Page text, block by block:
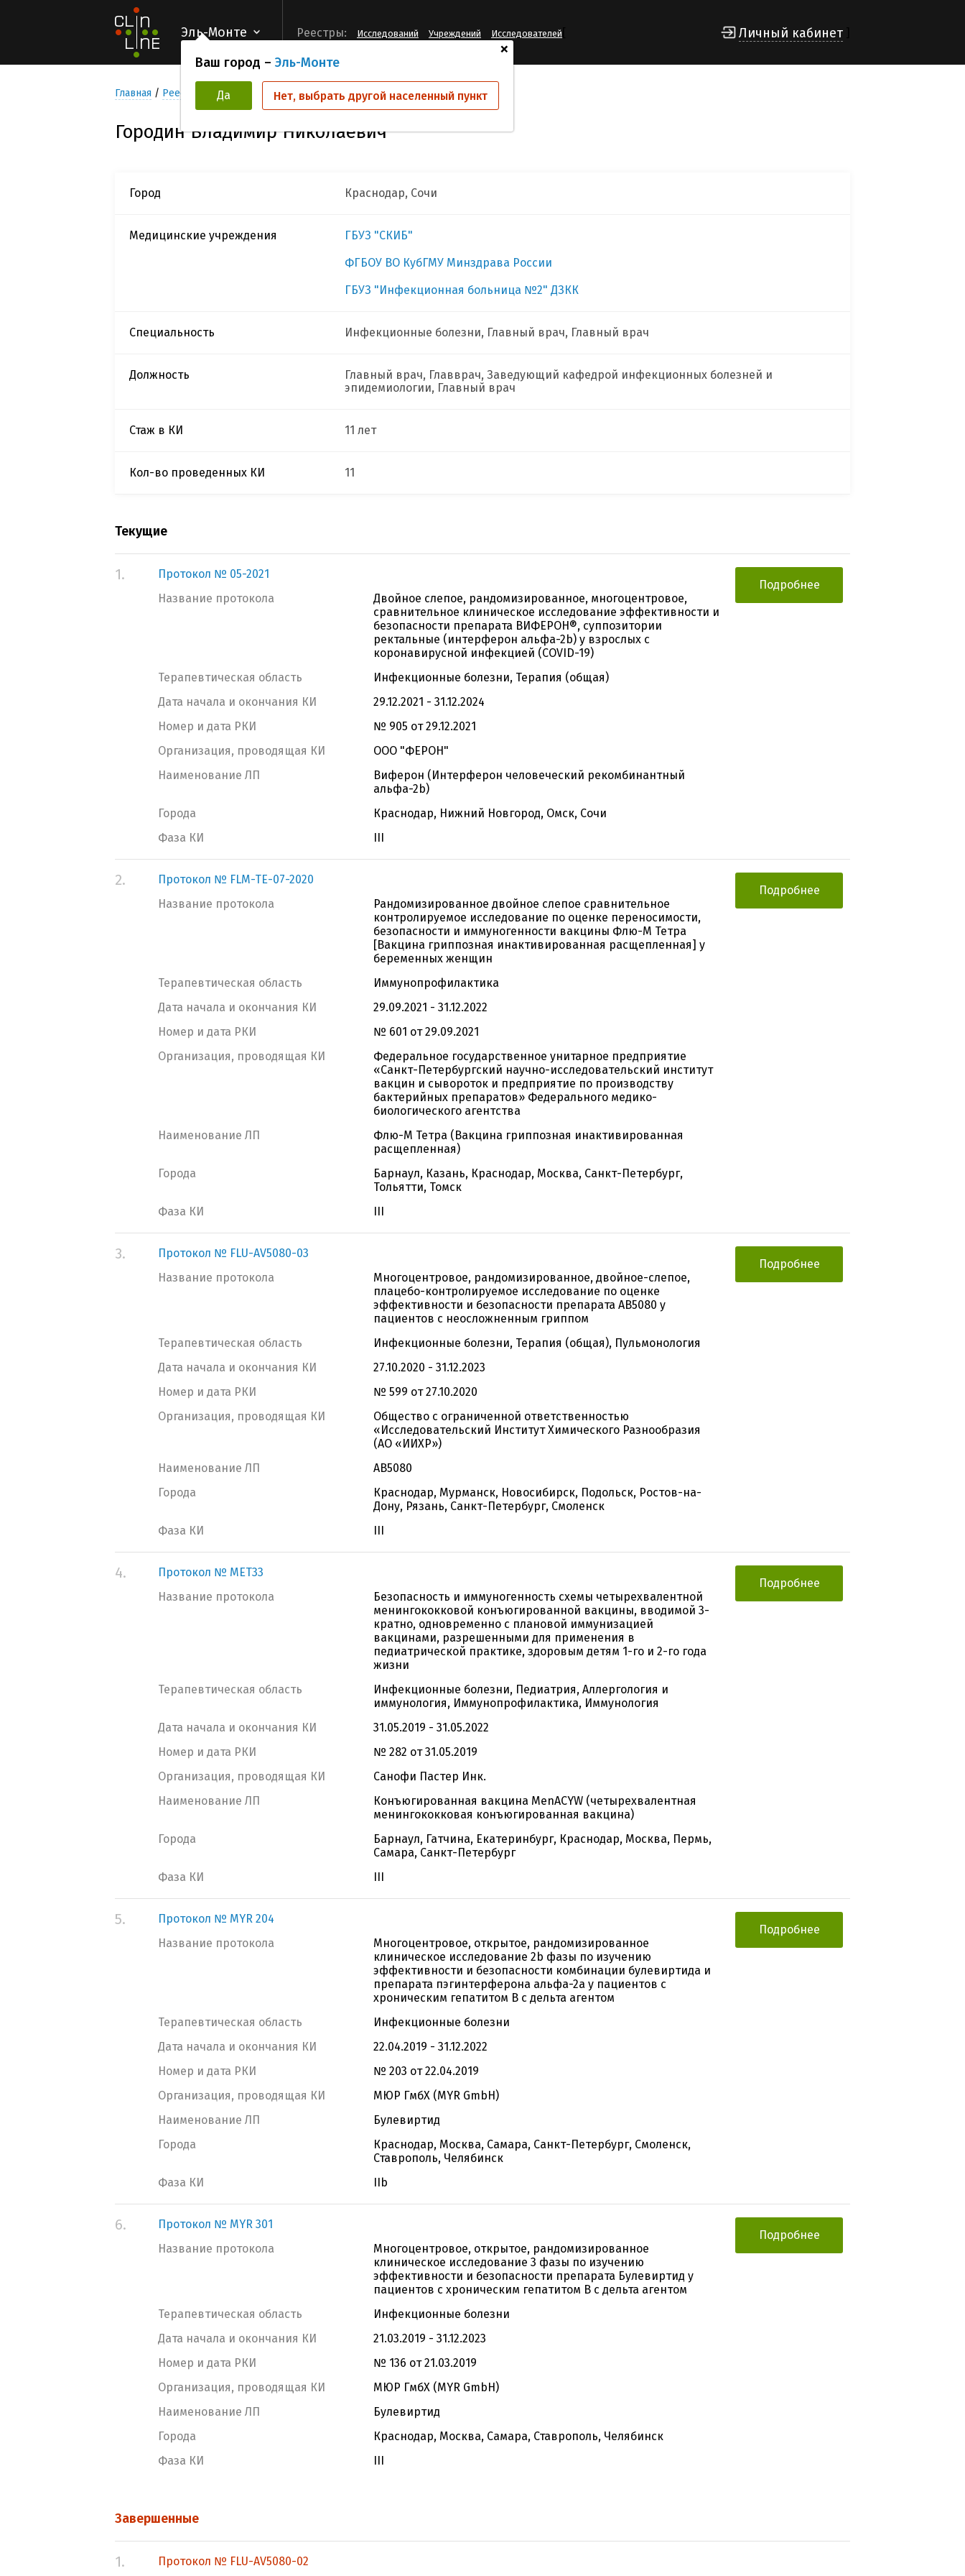
Эль-Монте
+
Ваш город – Эль-Монте
Да Нет, выбрать другой населенный пункт
Реестры: Исследований Учреждений Исследователей Личный кабинет
Главная Реестр Исследователей Городин Владимир Николаевич
Городин Владимир Николаевич
Город Краснодар, Сочи
Медицинские учреждения
ГБУЗ "СКИБ"
ФГБОУ ВО КубГМУ Минздрава России
ГБУЗ "Инфекционная больница №2" ДЗКК
Специальность Инфекционные болезни, Главный врач, Главный врач
Должность
Главный врач, Главврач, Заведующий кафедрой инфекционных болезней и
эпидемиологии, Главный врач
Стаж в КИ 11 лет
Кол-во проведенных КИ 11
Текущие
1.
Протокол № 05-2021
Название протокола
Двойное слепое, рандомизированное, многоцентровое,
сравнительное клиническое исследование эффективности и
безопасности препарата ВИФЕРОН®, суппозитории
ректальные (интерферон альфа-2b) у взрослых с
коронавирусной инфекцией (COVID-19)
Терапевтическая область
Инфекционные болезни, Терапия (общая)
Дата начала и окончания КИ
29.12.2021 - 31.12.2024
Номер и дата РКИ
№ 905 от 29.12.2021
Организация, проводящая КИ
ООО "ФЕРОН"
Наименование ЛП
Виферон (Интерферон человеческий рекомбинантный
альфа-2b)
Города
Краснодар, Нижний Новгород, Омск, Сочи
Фаза КИ
III
Подробнее
2.
Протокол № FLM-TE-07-2020
Название протокола
Рандомизированное двойное слепое сравнительное
контролируемое исследование по оценке переносимости,
безопасности и иммуногенности вакцины Флю-М Тетра
[Вакцина гриппозная инактивированная расщепленная] у
беременных женщин
Терапевтическая область
Иммунопрофилактика
Дата начала и окончания КИ
29.09.2021 - 31.12.2022
Номер и дата РКИ
№ 601 от 29.09.2021
Организация, проводящая КИ
Федеральное государственное унитарное предприятие
«Санкт-Петербургский научно-исследовательский институт
вакцин и сывороток и предприятие по производству
бактерийных препаратов» Федерального медико-
биологического агентства
Наименование ЛП
Флю-М Тетра (Вакцина гриппозная инактивированная
расщепленная)
Города
Барнаул, Казань, Краснодар, Москва, Санкт-Петербург,
Тольятти, Томск
Фаза КИ
III
Подробнее
3.
Протокол № FLU-AV5080-03
Название протокола
Многоцентровое, рандомизированное, двойное-слепое,
плацебо-контролируемое исследование по оценке
эффективности и безопасности препарата АВ5080 у
пациентов с неосложненным гриппом
Терапевтическая область
Инфекционные болезни, Терапия (общая), Пульмонология
Дата начала и окончания КИ
27.10.2020 - 31.12.2023
Номер и дата РКИ
№ 599 от 27.10.2020
Организация, проводящая КИ
Общество с ограниченной ответственностью
«Исследовательский Институт Химического Разнообразия
(АО «ИИХР»)
Наименование ЛП
АВ5080
Города
Краснодар, Мурманск, Новосибирск, Подольск, Ростов-на-
Дону, Рязань, Санкт-Петербург, Смоленск
Фаза КИ
III
Подробнее
4.
Протокол № MET33
Название протокола
Безопасность и иммуногенность схемы четырехвалентной
менингококковой конъюгированной вакцины, вводимой 3-
кратно, одновременно с плановой иммунизацией
вакцинами, разрешенными для применения в
педиатрической практике, здоровым детям 1-го и 2-го года
жизни
Терапевтическая область
Инфекционные болезни, Педиатрия, Аллергология и
иммунология, Иммунопрофилактика, Иммунология
Дата начала и окончания КИ
31.05.2019 - 31.05.2022
Номер и дата РКИ
№ 282 от 31.05.2019
Организация, проводящая КИ
Санофи Пастер Инк.
Наименование ЛП
Конъюгированная вакцина MenACYW (четырехвалентная
менингококковая конъюгированная вакцина)
Города
Барнаул, Гатчина, Екатеринбург, Краснодар, Москва, Пермь,
Самара, Санкт-Петербург
Фаза КИ
III
Подробнее
5.
Протокол № MYR 204
Название протокола
Многоцентровое, открытое, рандомизированное
клиническое исследование 2b фазы по изучению
эффективности и безопасности комбинации булевиртида и
препарата пэгинтерферона альфа-2а у пациентов с
хроническим гепатитом В с дельта агентом
Терапевтическая область
Инфекционные болезни
Дата начала и окончания КИ
22.04.2019 - 31.12.2022
Номер и дата РКИ
№ 203 от 22.04.2019
Организация, проводящая КИ
МЮР ГмбХ (MYR GmbH)
Наименование ЛП
Булевиртид
Города
Краснодар, Москва, Самара, Санкт-Петербург, Смоленск,
Ставрополь, Челябинск
Фаза КИ
IIb
Подробнее
6.
Протокол № MYR 301
Название протокола
Многоцентровое, открытое, рандомизированное
клиническое исследование 3 фазы по изучению
эффективности и безопасности препарата Булевиртид у
пациентов с хроническим гепатитом B с дельта агентом
Терапевтическая область
Инфекционные болезни
Дата начала и окончания КИ
21.03.2019 - 31.12.2023
Номер и дата РКИ
№ 136 от 21.03.2019
Организация, проводящая КИ
МЮР ГмбХ (MYR GmbH)
Наименование ЛП
Булевиртид
Города
Краснодар, Москва, Самара, Ставрополь, Челябинск
Фаза КИ
III
Подробнее
Завершенные
1. Протокол № FLU-AV5080-02